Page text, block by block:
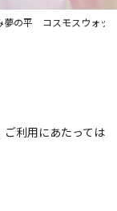
夢の平 コスモスウォッ
利用にあたっては